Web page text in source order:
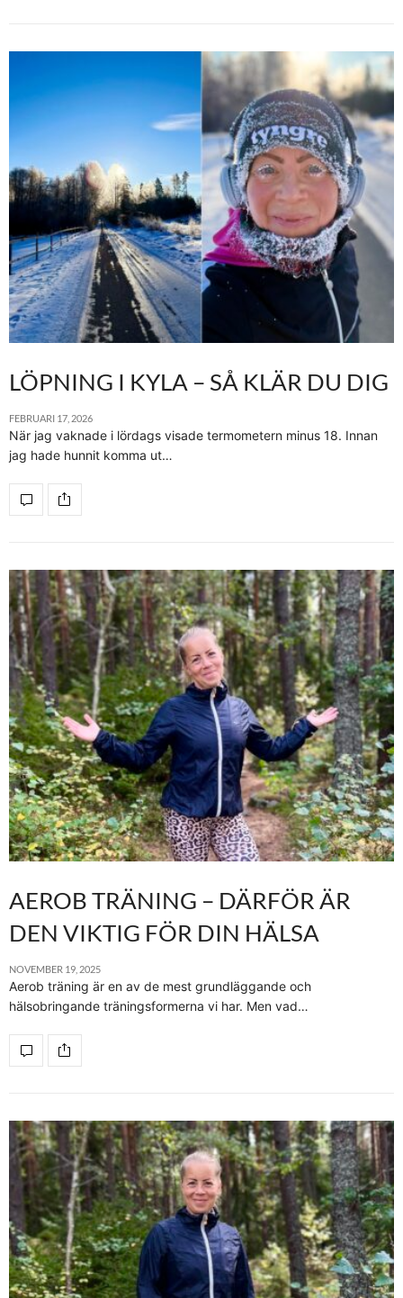
LÖPNING I KYLA – SÅ KLÄR DU DIG
FEBRUARI 17, 2026
När jag vaknade i lördags visade termometern minus 18. Innan
jag hade hunnit komma ut…
AEROB TRÄNING – DÄRFÖR ÄR
DEN VIKTIG FÖR DIN HÄLSA
NOVEMBER 19, 2025
Aerob träning är en av de mest grundläggande och
hälsobringande träningsformerna vi har. Men vad…